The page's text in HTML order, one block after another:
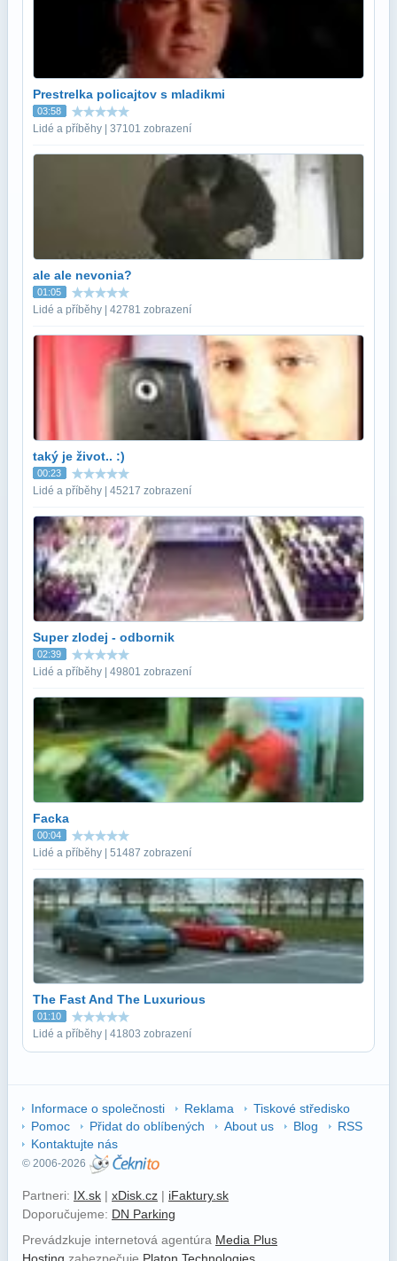
Prestrelka policajtov s mladikmi
03:58
Lidé a příběhy | 37101 zobrazení
ale ale nevonia?
01:05
Lidé a příběhy | 42781 zobrazení
taký je život.. :)
00:23
Lidé a příběhy | 45217 zobrazení
Super zlodej - odbornik
02:39
Lidé a příběhy | 49801 zobrazení
Facka
00:04
Lidé a příběhy | 51487 zobrazení
The Fast And The Luxurious
01:10
Lidé a příběhy | 41803 zobrazení
Informace o společnosti Reklama
Tiskové středisko
Pomoc
Přidat do oblíbených About us Blog
RSS
Kontaktujte nás
© 2006-2026
Partneri: IX.sk | xDisk.cz | iFaktury.sk
Doporučujeme: DN Parking
Prevádzkuje internetová agentúra Media Plus
Hosting zabezpečuje Platon Technologies